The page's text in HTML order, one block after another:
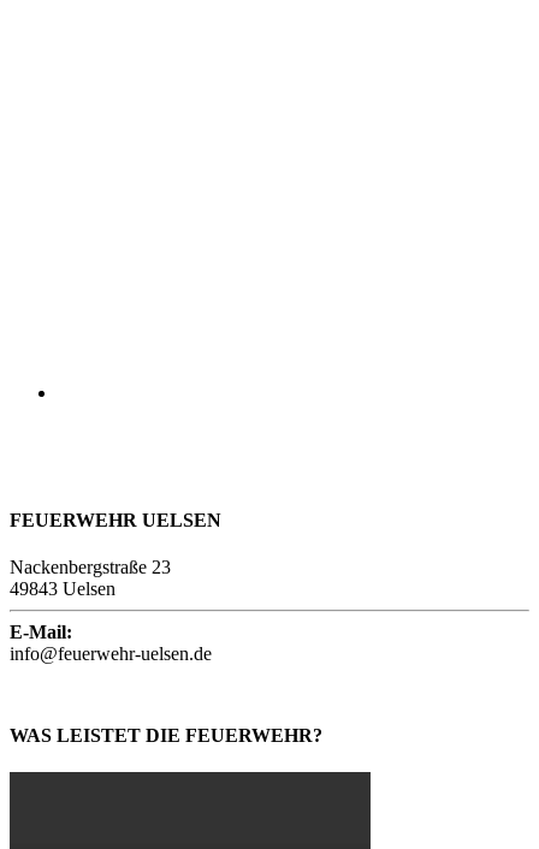
FEUERWEHR UELSEN
Nackenbergstraße 23
49843 Uelsen
E-Mail:
info@feuerwehr-uelsen.de
WAS LEISTET DIE FEUERWEHR?